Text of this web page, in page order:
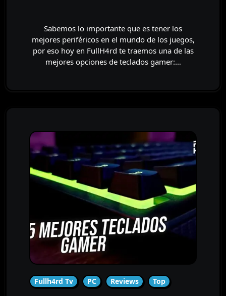
Sabemos lo importante que es tener los
mejores periféricos en el mundo de los juegos,
por eso hoy en FullH4rd te traemos una de las
mejores opciones de teclados gamer:…
Fullh4rd Tv PC Reviews Top